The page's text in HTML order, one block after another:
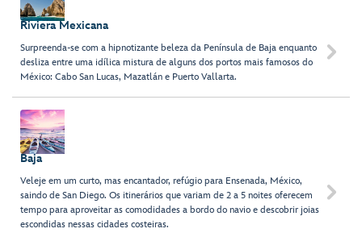
Riviera Mexicana
Surpreenda-se com a hipnotizante beleza da Península de Baja enquanto
desliza entre uma idílica mistura de alguns dos portos mais famosos do
México: Cabo San Lucas, Mazatlán e Puerto Vallarta.

Baja
Veleje em um curto, mas encantador, refúgio para Ensenada, México,
saindo de San Diego. Os itinerários que variam de 2 a 5 noites oferecem
tempo para aproveitar as comodidades a bordo do navio e descobrir joias
escondidas nessas cidades costeiras.
